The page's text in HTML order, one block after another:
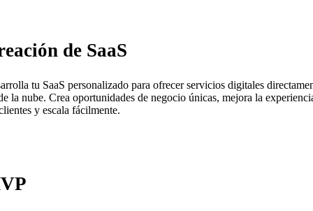
de SaaS
tu SaaS personalizado para ofrecer servicios digitales
la nube. Crea oportunidades de negocio únicas, mejora la
y escala fácilmente.